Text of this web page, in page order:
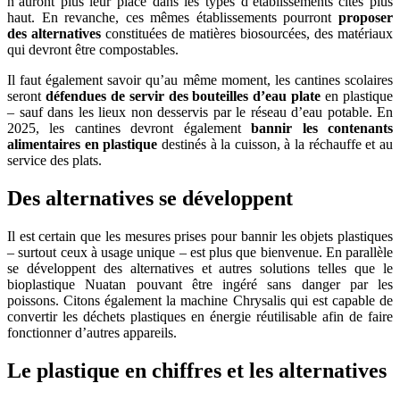
haut. En revanche, ces mêmes établissements pourront proposer
des alternatives constituées de matières biosourcées, des matériaux
qui devront être compostables.
Il faut également savoir qu’au même moment, les cantines scolaires
seront défendues de servir des bouteilles d’eau plate en plastique
– sauf dans les lieux non desservis par le réseau d’eau potable. En
2025, les cantines devront égalementbannir les contenants
alimentaires en plastique destinés à la cuisson, à la réchauffe et au
service des plats.
Des alternatives se développent
Il est certain que les mesures prises pour bannir les objets plastiques
– surtout ceux à usage unique – est plus que bienvenue. En parallèle
se développent des alternatives et autres solutions telles que le
bioplastique Nuatan pouvant être ingéré sans danger par les
poissons. Citons également la machine Chrysalis qui est capable de
convertir les déchets plastiques en énergie réutilisable afin de faire
fonctionner d’autres appareils.
Le plastique en chiffres et les alternatives